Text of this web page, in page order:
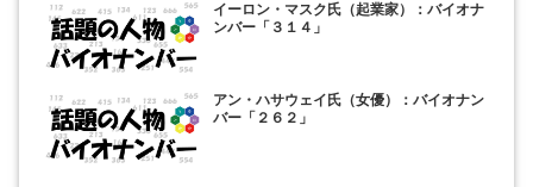
イーロン・マスク氏（起業家）：バイオナ
ンバー「３１４」
アン・ハサウェイ氏（女優）：バイオナン
バー「２６２」